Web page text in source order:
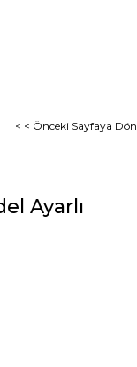
< < Önceki Sayfaya Dön
Ayarlı